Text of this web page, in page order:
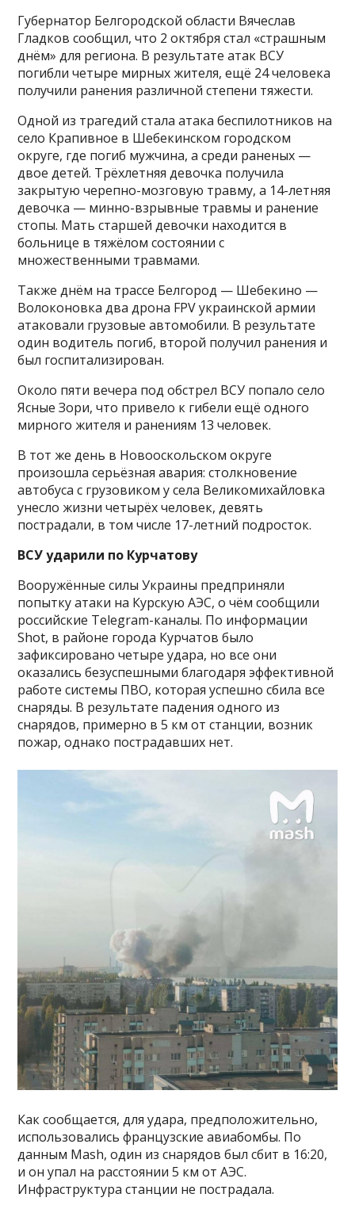
Губернатор Белгородской области Вячеслав
Гладков сообщил, что 2 октября стал «страшным
днём» для региона. В результате атак ВСУ
погибли четыре мирных жителя, ещё 24 человека
получили ранения различной степени тяжести.
Одной из трагедий стала атака беспилотников на
село Крапивное в Шебекинском городском
округе, где погиб мужчина, а среди раненых —
двое детей. Трёхлетняя девочка получила
закрытую черепно-мозговую травму, а 14-летняя
девочка — минно-взрывные травмы и ранение
стопы. Мать старшей девочки находится в
больнице в тяжёлом состоянии с
множественными травмами.
Также днём на трассе Белгород — Шебекино —
Волоконовка два дрона FPV украинской армии
атаковали грузовые автомобили. В результате
один водитель погиб, второй получил ранения и
был госпитализирован.
Около пяти вечера под обстрел ВСУ попало село
Ясные Зори, что привело к гибели ещё одного
мирного жителя и ранениям 13 человек.
В тот же день в Новооскольском округе
произошла серьёзная авария: столкновение
автобуса с грузовиком у села Великомихайловка
унесло жизни четырёх человек, девять
пострадали, в том числе 17-летний подросток.
ВСУ ударили по Курчатову
Вооружённые силы Украины предприняли
попытку атаки на Курскую АЭС, о чём сообщили
российские Telegram-каналы. По информации
Shot, в районе города Курчатов было
зафиксировано четыре удара, но все они
оказались безуспешными благодаря эффективной
работе системы ПВО, которая успешно сбила все
снаряды. В результате падения одного из
снарядов, примерно в 5 км от станции, возник
пожар, однако пострадавших нет.
Как сообщается, для удара, предположительно,
использовались французские авиабомбы. По
данным Mash, один из снарядов был сбит в 16:20,
и он упал на расстоянии 5 км от АЭС.
Инфраструктура станции не пострадала.